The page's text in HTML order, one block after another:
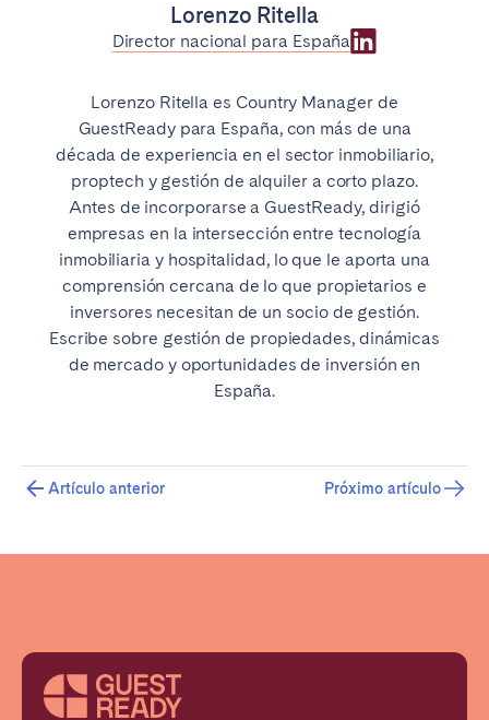
Lorenzo Ritella
Director nacional para España
Lorenzo Ritella es Country Manager de
GuestReady para España, con más de una
década de experiencia en el sector inmobiliario,
proptech y gestión de alquiler a corto plazo.
Antes de incorporarse a GuestReady, dirigió
empresas en la intersección entre tecnología
inmobiliaria y hospitalidad, lo que le aporta una
comprensión cercana de lo que propietarios e
inversores necesitan de un socio de gestión.
Escribe sobre gestión de propiedades, dinámicas
de mercado y oportunidades de inversión en
España.
Artículo anterior Próximo artículo